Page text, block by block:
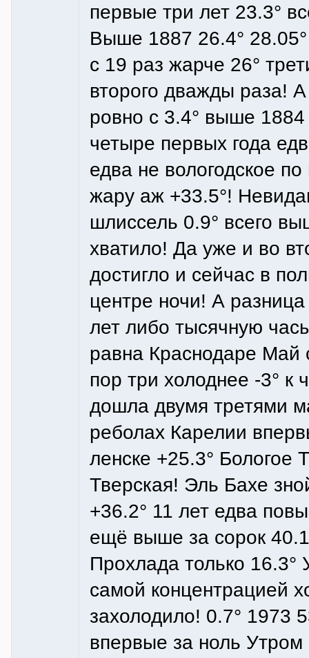
первые три лет 23.3°
Выше 1887 26.4°
с 19 раз жарче 26°
второго дважды раза!
ровно с 3.4° выше 1884
четыре первых года
едва не вологодское
жару аж +33.5°!
шлиссель 0.9° всего
хватило! Да уже и во
достигло и сейчас в
центре ночи! А
лет либо тысячную
равна Краснодаре Май
пор три холоднее -3° к
дошла двумя третями
реболах Карелии
ленске +25.3° Бологое
Тверская! Эль Бахе
+36.2° 11 лет едва
ещё выше за сорок
Прохлада только
самой концентрацией
захолодило! 0.7° 1973
впервые за ноль